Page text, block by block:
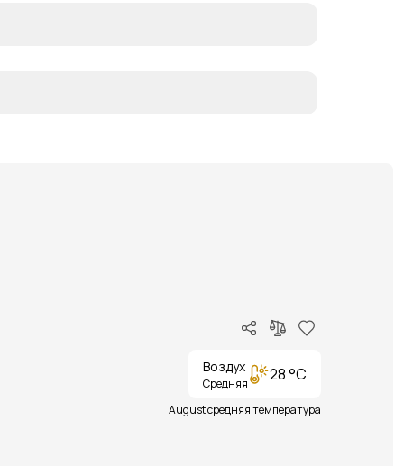
Воздух
Средняя 28 °C
August средняя температура